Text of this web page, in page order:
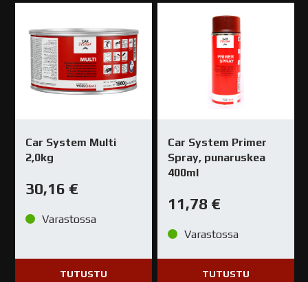
Car System Multi
2,0kg
30,16 €
Varastossa
TUTUSTU
Car System Primer
Spray, punaruskea
400ml
11,78 €
Varastossa
TUTUSTU